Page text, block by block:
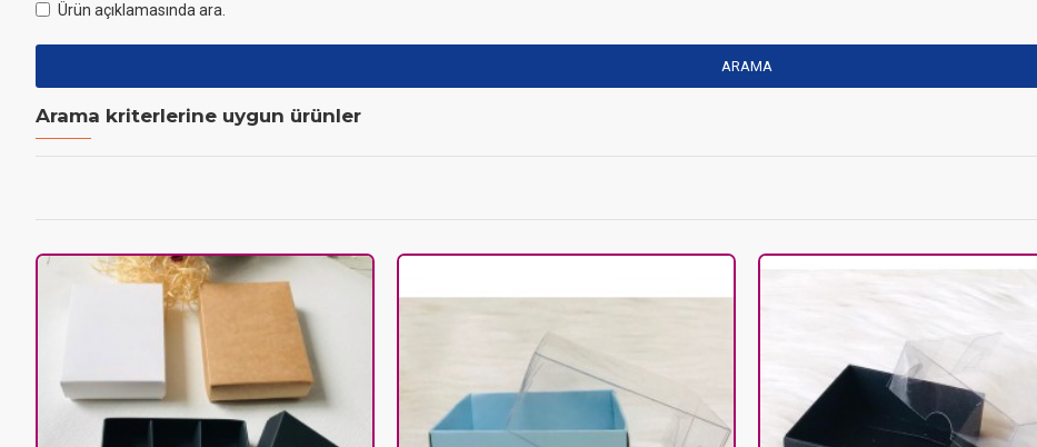
Ürün açıklamasında ara.
ARAMA
Arama kriterlerine uygun ürünler